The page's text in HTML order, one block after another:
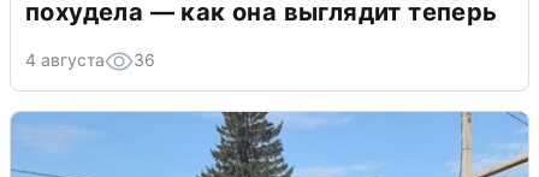
похудела — как она выглядит теперь
4 августа 36